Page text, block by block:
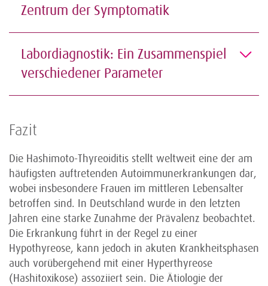
Zentrum der Symptomatik
Labordiagnostik: Ein Zusammenspiel
verschiedener Parameter
Fazit
Die Hashimoto-Thyreoiditis stellt weltweit eine der am
häufigsten auftretenden Autoimmunerkrankungen dar,
wobei insbesondere Frauen im mittleren Lebensalter
betroffen sind. In Deutschland wurde in den letzten
Jahren eine starke Zunahme der Prävalenz beobachtet.
Die Erkrankung führt in der Regel zu einer
Hypothyreose, kann jedoch in akuten Krankheitsphasen
auch vorübergehend mit einer Hyperthyreose
(Hashitoxikose) assoziiert sein. Die Ätiologie der